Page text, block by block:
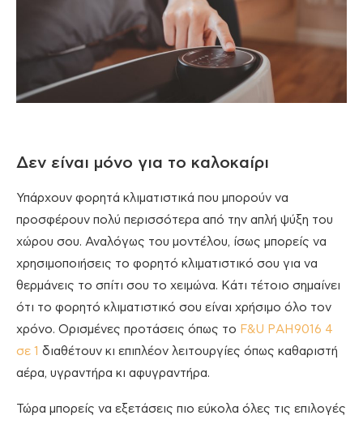
Δεν είναι μόνο για το καλοκαίρι
Υπάρχουν φορητά κλιματιστικά που μπορούν να
προσφέρουν πολύ περισσότερα από την απλή ψύξη του
χώρου σου. Αναλόγως του μοντέλου, ίσως μπορείς να
χρησιμοποιήσεις το φορητό κλιματιστικό σου για να
θερμάνεις το σπίτι σου το χειμώνα. Κάτι τέτοιο σημαίνει
ότι το φορητό κλιματιστικό σου είναι χρήσιμο όλο τον
χρόνο. Ορισμένες προτάσεις όπως το F&U PΑΗ9016 4
σε 1 διαθέτουν κι επιπλέον λειτουργίες όπως καθαριστή
αέρα, υγραντήρα κι αφυγραντήρα.
Τώρα μπορείς να εξετάσεις πιο εύκολα όλες τις επιλογές